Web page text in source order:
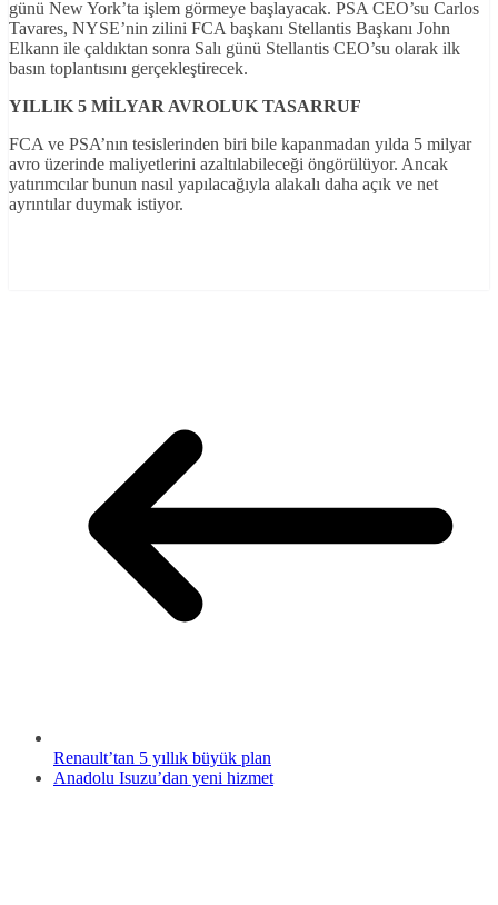
günü New York’ta işlem görmeye başlayacak. PSA CEO’su Carlos
Tavares, NYSE’nin zilini FCA başkanı Stellantis Başkanı John
Elkann ile çaldıktan sonra Salı günü Stellantis CEO’su olarak ilk
basın toplantısını gerçekleştirecek.
YILLIK 5 MİLYAR AVROLUK TASARRUF
FCA ve PSA’nın tesislerinden biri bile kapanmadan yılda 5 milyar
avro üzerinde maliyetlerini azaltılabileceği öngörülüyor. Ancak
yatırımcılar bunun nasıl yapılacağıyla alakalı daha açık ve net
ayrıntılar duymak istiyor.
Renault’tan 5 yıllık büyük plan
Anadolu Isuzu’dan yeni hizmet